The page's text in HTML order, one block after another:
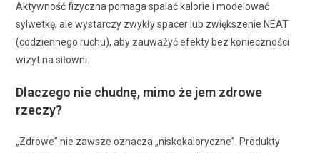
Aktywność fizyczna pomaga spalać kalorie i modelować
sylwetkę, ale wystarczy zwykły spacer lub zwiększenie NEAT
(codziennego ruchu), aby zauważyć efekty bez konieczności
wizyt na siłowni.
Dlaczego nie chudnę, mimo że jem zdrowe
rzeczy?
„Zdrowe” nie zawsze oznacza „niskokaloryczne”. Produkty